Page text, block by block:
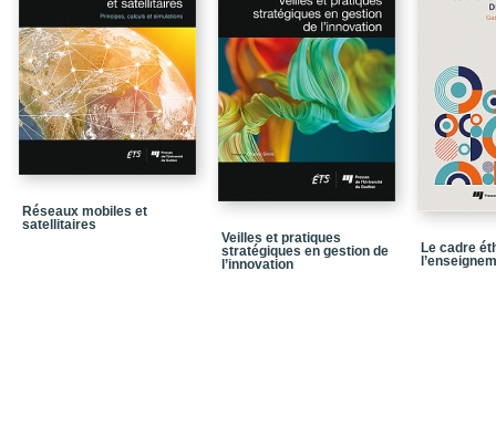
Chapitre 1 / Une brève
Conclusion
Chapitre 2 / Le
professionnels
Conclusion
Chapitre 3 /
3.5 / La protection de
Chapitre 4 / Le statut
Réseaux mobiles et
satellitaires
Veilles et pratiques
stratégiques en gestion de
l’innovation
Le cadre